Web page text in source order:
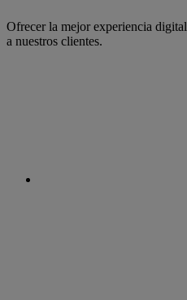
Ofrecer la mejor experiencia digital
a nuestros clientes.